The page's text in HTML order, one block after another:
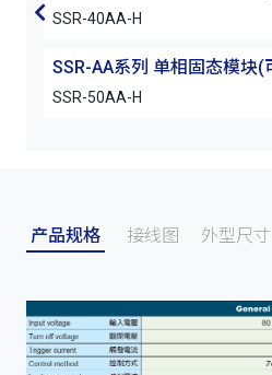
SSR-40AA-H
SSR-AA系列 单相固态模块(
SSR-50AA-H
产品规格 接线图 外型尺寸